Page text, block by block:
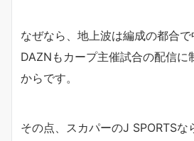
なぜなら、地上波は編成の都合で
DAZNもカープ主催試合の配信に
からです。
その点、スカパーのJ SPORTSな